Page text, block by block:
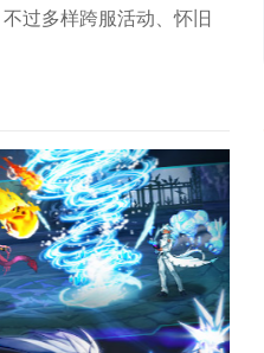
过多样跨服活动、怀旧